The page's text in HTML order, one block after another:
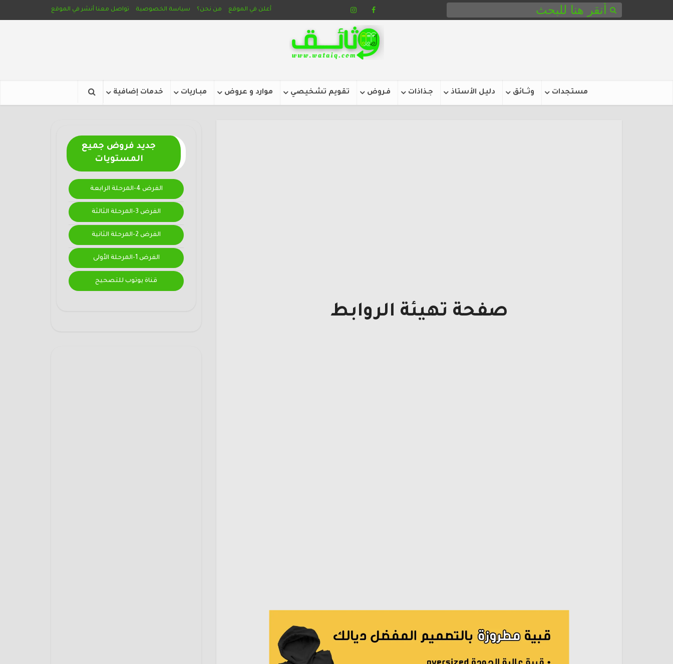
أعلن في الموقع من نحن؟ سياسة الخصوصية تواصل معنا أنشر في الموقع
مستجدات وثـــائق دليل الأستاذ جـذاذات فـروض تقويم تشخيصي موارد و عروض مبـاريات خدمات إضافية
جديد فروض جميع
المستويات
الفرض 4-المرحلة الرابعة
الفرض 3-المرحلة الثالثة
الفرض 2-المرحلة الثانية
الفرض 1-المرحلة الأولى
قناة يوتوب للتصحيح
صفحة تهيئة الروابط